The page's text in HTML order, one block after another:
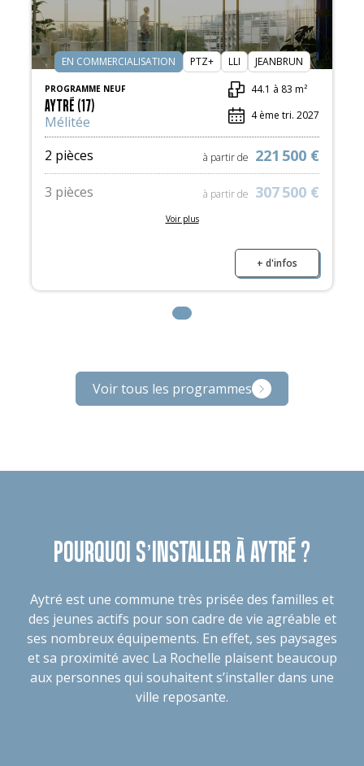
EN COMMERCIALISATION PTZ+ LLI JEANBRUN
PROGRAMME NEUF
AYTRÉ (17)
Mélitée
44.1 à 83 m²
4 ème tri. 2027
2 pièces à partir de 221 500 €
3 pièces à partir de 307 500 €
Voir plus
+ d'infos
Voir tous les programmes
POURQUOI S’INSTALLER À AYTRÉ ?
Aytré est une commune très prisée des familles et
des jeunes actifs pour son cadre de vie agréable et
ses nombreux équipements. En effet, ses paysages
et sa proximité avec La Rochelle plaisent beaucoup
aux personnes qui souhaitent s’installer dans une
ville reposante.